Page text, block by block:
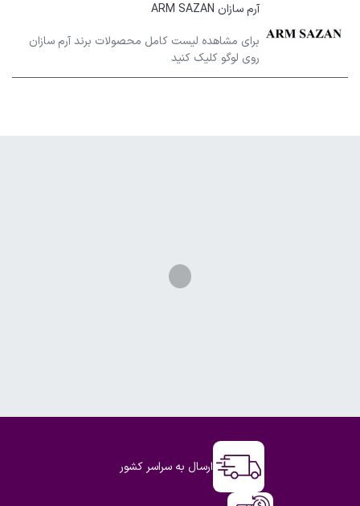
آرم سازان ARM SAZAN
برای مشاهده لیست کامل محصولات برند آرم سازان
روی لوگو کلیک کنید
ارسال به سراسر کشور